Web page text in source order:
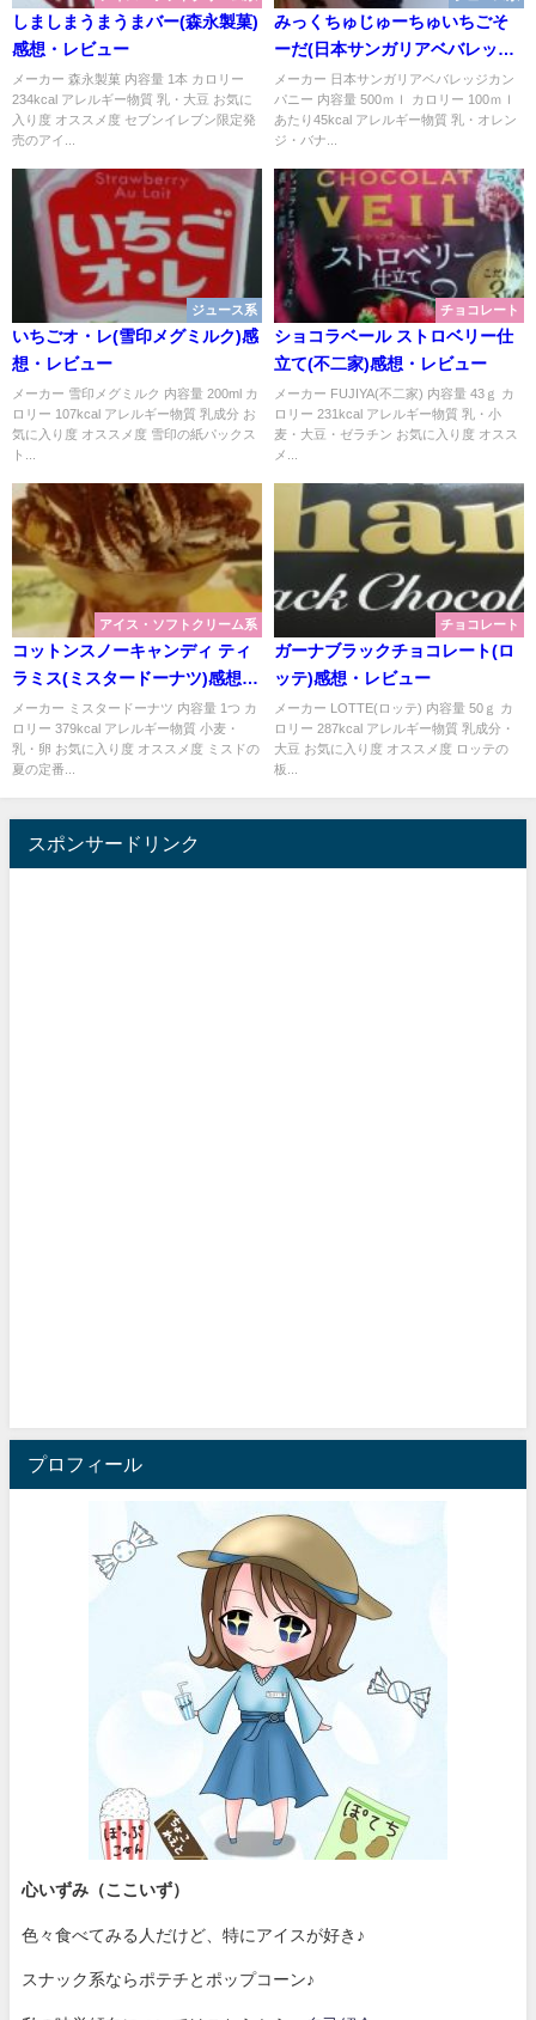
しましまうまうまバー(森永製菓)
感想・レビュー
メーカー 森永製菓 内容量 1本 カロリー
234kcal アレルギー物質 乳・大豆 お気に
入り度 オススメ度 セブンイレブン限定発
売のアイ...
みっくちゅじゅーちゅいちごそ
ーだ(日本サンガリアベバレッジ
カンパニー)感想・レビュー
メーカー 日本サンガリアベバレッジカン
パニー 内容量 500ｍｌ カロリー 100ｍｌ
あたり45kcal アレルギー物質 乳・オレン
ジ・バナ...
ジュース系
いちごオ・レ(雪印メグミルク)感
想・レビュー
メーカー 雪印メグミルク 内容量 200ml カ
ロリー 107kcal アレルギー物質 乳成分 お
気に入り度 オススメ度 雪印の紙パックス
ト...
チョコレート
ショコラベール ストロベリー仕
立て(不二家)感想・レビュー
メーカー FUJIYA(不二家) 内容量 43ｇ カ
ロリー 231kcal アレルギー物質 乳・小
麦・大豆・ゼラチン お気に入り度 オスス
メ...
アイス・ソフトクリーム系
コットンスノーキャンディ ティ
ラミス(ミスタードーナツ)感想・
レビュー
メーカー ミスタードーナツ 内容量 1つ カ
ロリー 379kcal アレルギー物質 小麦・
乳・卵 お気に入り度 オススメ度 ミスドの
夏の定番...
チョコレート
ガーナブラックチョコレート(ロ
ッテ)感想・レビュー
メーカー LOTTE(ロッテ) 内容量 50ｇ カ
ロリー 287kcal アレルギー物質 乳成分・
大豆 お気に入り度 オススメ度 ロッテの
板...
スポンサードリンク
プロフィール
心いずみ（ここいず）
色々食べてみる人だけど、特にアイスが好き♪
スナック系ならポテチとポップコーン♪